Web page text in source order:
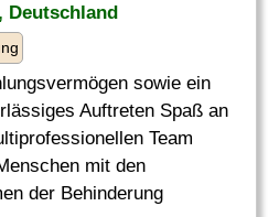
Deutschland
sowie ein
Auftreten Spaß an
Team
mit den
der Behinderung